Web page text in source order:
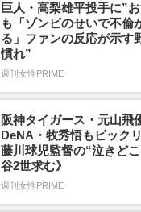
巨人・高梨雄平投手に”
も「ゾンビのせいで不倫
る」ファンの反応が示す
慣れ”
週刊女性PRIME
阪神タイガース・元山飛
DeNA・牧秀悟もビック
藤川球児監督の“泣きど
谷2世求む》
週刊女性PRIME